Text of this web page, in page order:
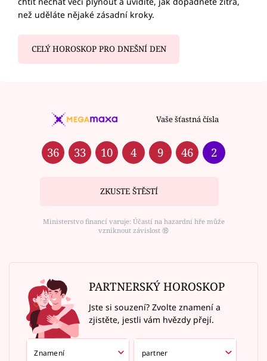
než uděláte nějaké zásadní kroky.
CELÝ HOROSKOP PRO DNEŠNÍ DEN
Vaše šťastná čísla
36 33 10 4 9 46 2
ZKUSTE ŠTĚSTÍ
Ministerstvo financí varuje: Účastí na hazardní hře může
vzniknout závislost ⑱
PARTNERSKÝ HOROSKOP
Jste si souzení? Zvolte znamení a
zjistěte, jestli vám hvězdy přejí.